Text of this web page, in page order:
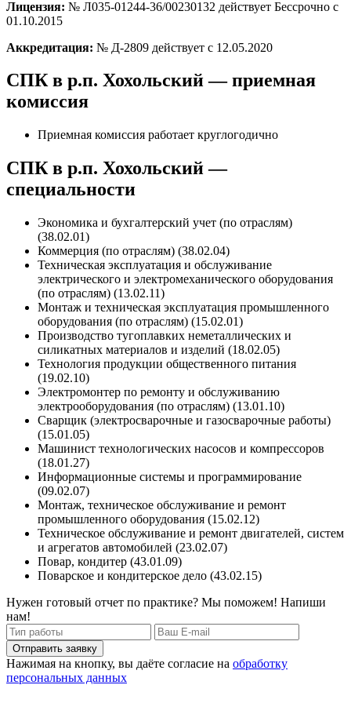
Лицензия: № Л035-01244-36/00230132 действует Бессрочно с
01.10.2015
Аккредитация: № Д-2809 действует с 12.05.2020
СПК в р.п. Хохольский — приемная
комиссия
Приемная комиссия работает круглогодично
СПК в р.п. Хохольский —
специальности
Экономика и бухгалтерский учет (по отраслям)
(38.02.01)
Коммерция (по отраслям) (38.02.04)
Техническая эксплуатация и обслуживание
электрического и электромеханического оборудования
(по отраслям) (13.02.11)
Монтаж и техническая эксплуатация промышленного
оборудования (по отраслям) (15.02.01)
Производство тугоплавких неметаллических и
силикатных материалов и изделий (18.02.05)
Технология продукции общественного питания
(19.02.10)
Электромонтер по ремонту и обслуживанию
электрооборудования (по отраслям) (13.01.10)
Сварщик (электросварочные и газосварочные работы)
(15.01.05)
Машинист технологических насосов и компрессоров
(18.01.27)
Информационные системы и программирование
(09.02.07)
Монтаж, техническое обслуживание и ремонт
промышленного оборудования (15.02.12)
Техническое обслуживание и ремонт двигателей, систем
и агрегатов автомобилей (23.02.07)
Повар, кондитер (43.01.09)
Поварское и кондитерское дело (43.02.15)
Нужен готовый отчет по практике? Мы поможем! Напиши
нам!
Отправить заявку
Нажимая на кнопку, вы даёте согласие на обработку
персональных данных